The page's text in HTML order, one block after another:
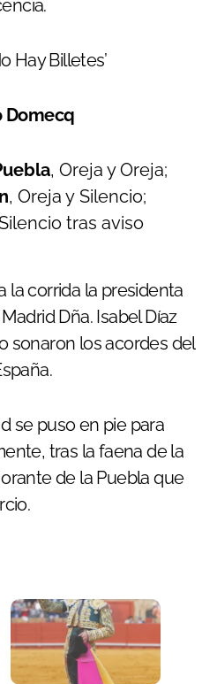
Hay Billetes’
Domecq
, Oreja y Oreja;
, Oreja y Silencio;
tras aviso
la corrida la presidenta
Dña. Isabel Díaz
sonaron los acordes del
se puso en pie para
tras la faena de la
de la Puebla que